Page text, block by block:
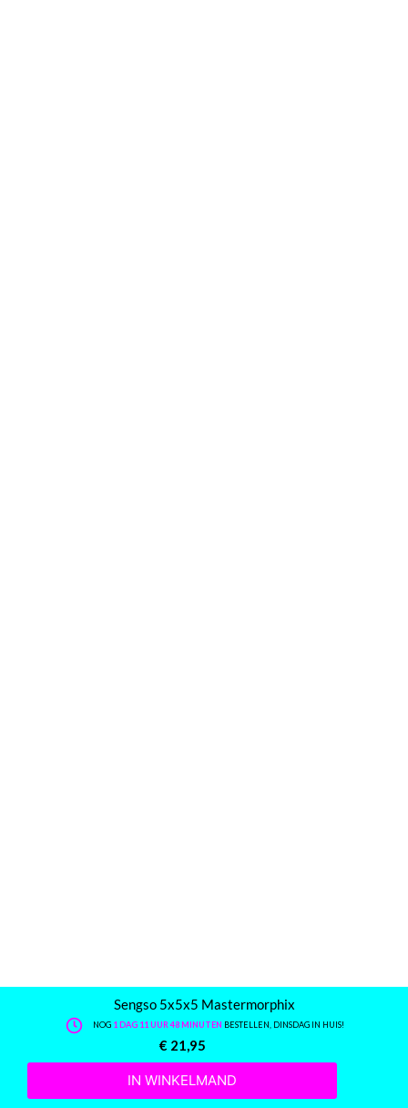
Sengso 5x5x5 Mastermorphix
NOG 1 DAG 11 UUR 48 MINUTEN BESTELLEN, DINSDAG IN HUIS!
€ 21,95
IN WINKELMAND